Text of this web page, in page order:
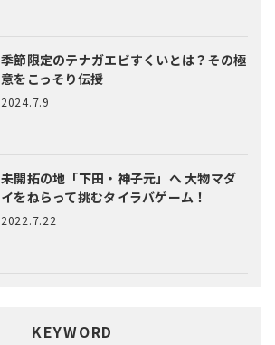
季節限定のテナガエビすくいとは？ その極
意をこっそり伝授
2024.7.9
未開拓の地「下田・神子元」へ大物マダ
イをねらって挑むタイラバゲーム！
2022.7.22
KEYWORD